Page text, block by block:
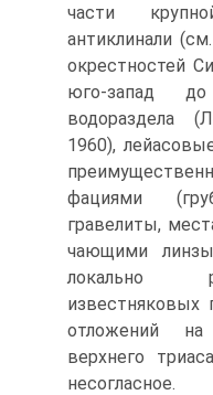
части
антиклинали
окрестностей
юго-запад
водораздела
1960),
фациями
гравелиты,
чающими
локально
известняковых
отложений на
верхнего
несогласное.